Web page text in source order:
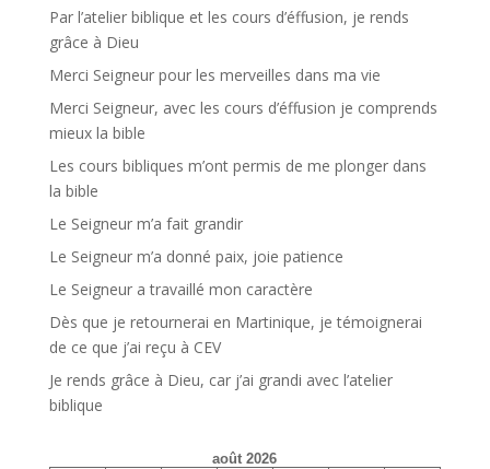
Par l’atelier biblique et les cours d’éffusion, je rends
grâce à Dieu
Merci Seigneur pour les merveilles dans ma vie
Merci Seigneur, avec les cours d’éffusion je comprends
mieux la bible
Les cours bibliques m’ont permis de me plonger dans
la bible
Le Seigneur m’a fait grandir
Le Seigneur m’a donné paix, joie patience
Le Seigneur a travaillé mon caractère
Dès que je retournerai en Martinique, je témoignerai
de ce que j’ai reçu à CEV
Je rends grâce à Dieu, car j’ai grandi avec l’atelier
biblique
août 2026